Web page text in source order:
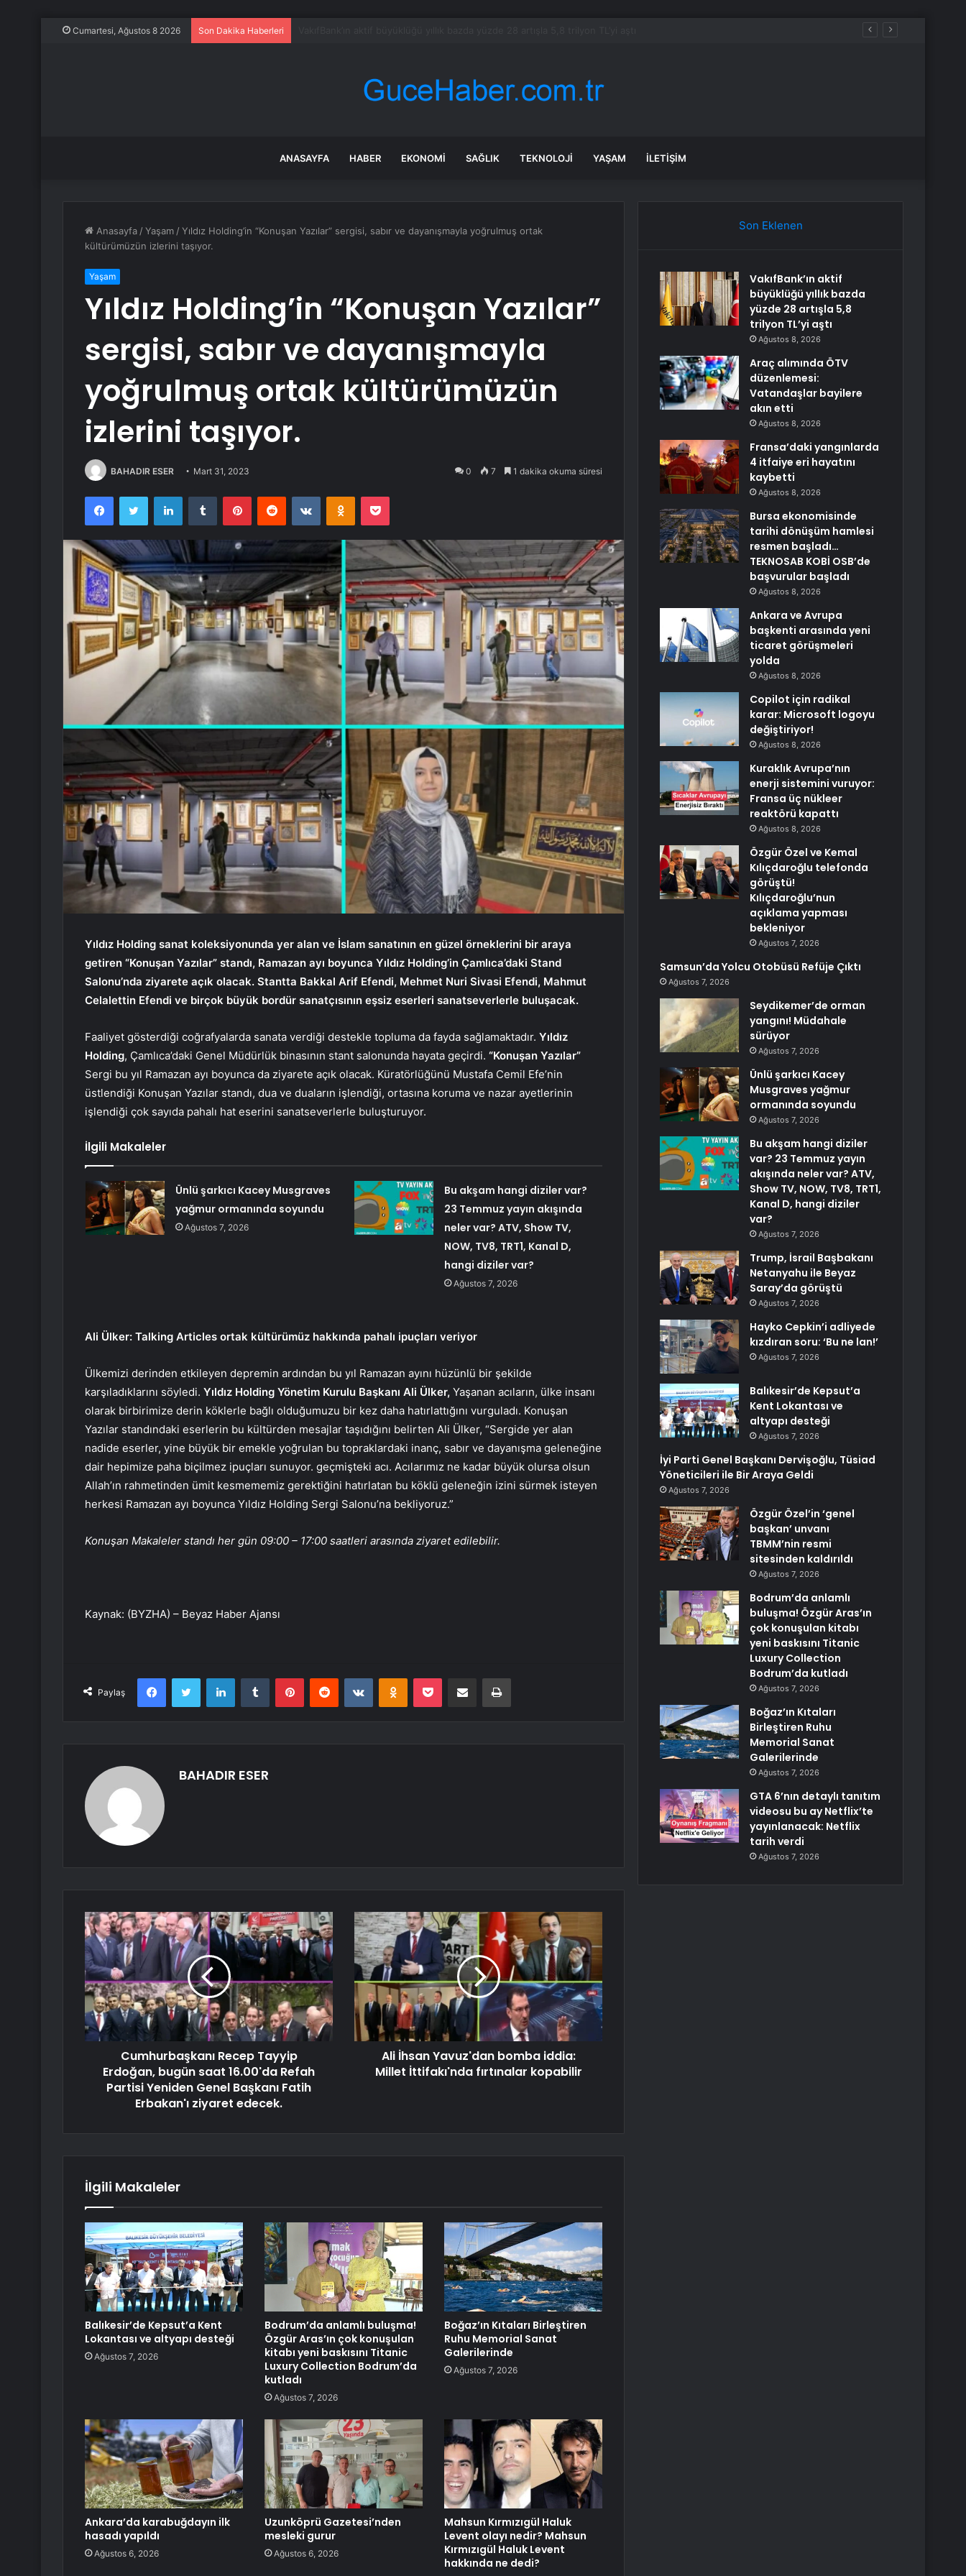
Cumartesi, Ağustos 8 2026 Son Dakika Haberleri
ANASAYFA HABER EKONOMI SAĞLIK TEKNOLOJI YAŞAM İLETIŞIM
Anasayfa /Yaşam /Yıldız Holding’in “Konuşan Yazılar” sergisi, sabır ve dayanışmayla yoğrulmuş ortak
kültürümüzün izlerini taşıyor.
Yaşam
Yıldız Holding’in “Konuşan Yazılar”
sergisi, sabır ve dayanışmayla
yoğrulmuş ortak kültürümüzün
izlerini taşıyor.
BAHADIR ESER Mart 31, 2023 0 7 1 dakika okuma süresi
FacebookTwitter LinkedInTumblr PinterestReddit VKontakteOdnoklassniki
Pocket
Yıldız Holding sanat koleksiyonunda yer alan ve İslam sanatının en güzel örneklerini bir araya
getiren “Konuşan Yazılar” standı, Ramazan ayı boyunca Yıldız Holding’in Çamlıca’daki Stand
Salonu’nda ziyarete açık olacak. Stantta Bakkal Arif Efendi, Mehmet Nuri Sivasi Efendi, Mahmut
Celalettin Efendi ve birçok büyük bordür sanatçısının eşsiz eserleri sanatseverlerle buluşacak.
Faaliyet gösterdiği coğrafyalarda sanata verdiği destekle topluma da fayda sağlamaktadır. Yıldız
Holding, Çamlıca’daki Genel Müdürlük binasının stant salonunda hayata geçirdi. “Konuşan Yazılar”
Sergi bu yıl Ramazan ayı boyunca da ziyarete açık olacak. Küratörlüğünü Mustafa Cemil Efe’nin
üstlendiği Konuşan Yazılar standı, dua ve duaların işlendiği, ortasına koruma ve nazar ayetlerinin
işlendiği çok sayıda pahalı hat eserini sanatseverlerle buluşturuyor.
İlgili Makaleler
Ünlü şarkıcı Kacey Musgraves
yağmur ormanında soyundu
Ağustos 7, 2026
Bu akşam hangi diziler var?
23 Temmuz yayın akışında
neler var? ATV, Show TV,
NOW, TV8, TRT1, Kanal D,
hangi diziler var?
Ağustos 7, 2026
Ali Ülker: Talking Articles ortak kültürümüz hakkında pahalı ipuçları veriyor
Ülkemizi derinden etkileyen depremin ardından bu yıl Ramazan ayını hüzünlü bir şekilde
karşıladıklarını söyledi. Yıldız Holding Yönetim Kurulu Başkanı Ali Ülker, Yaşanan acıların, ülke insanı
olarak birbirimize derin köklerle bağlı olduğumuzu bir kez daha hatırlattığını vurguladı. Konuşan
Yazılar standındaki eserlerin bu kültürden mesajlar taşıdığını belirten Ali Ülker, “Sergide yer alan
nadide eserler, yine büyük bir emekle yoğrulan bu topraklardaki inanç, sabır ve dayanışma geleneğine
dair hepimize paha biçilmez ipuçları sunuyor. geçmişteki acı. Acılarımız ne kadar büyük olursa olsun
Allah’ın rahmetinden ümit kesmememiz gerektiğini hatırlatan bu köklü geleneğin izini sürmek isteyen
herkesi Ramazan ayı boyunca Yıldız Holding Sergi Salonu’na bekliyoruz.”
Konuşan Makaleler standı her gün 09:00 – 17:00 saatleri arasında ziyaret edilebilir.
Kaynak: (BYZHA) – Beyaz Haber Ajansı
Paylaş
FacebookTwitter LinkedInTumblr PinterestReddit VKontakteOdnoklassniki
Pocket E-Posta ile paylaş Yazdır
BAHADIR ESER
Cumhurbaşkanı Recep Tayyip
Erdoğan, bugün saat 16.00'da Refah
Partisi Yeniden Genel Başkanı Fatih
Erbakan'ı ziyaret edecek.
Ali İhsan Yavuz'dan bomba iddia:
Millet İttifakı'nda fırtınalar kopabilir
İlgili Makaleler
Balıkesir’de Kepsut’a Kent
Lokantası ve altyapı desteği
Ağustos 7, 2026
Bodrum’da anlamlı buluşma!
Özgür Aras’ın çok konuşulan
kitabı yeni baskısını Titanic
Luxury Collection Bodrum’da
kutladı
Ağustos 7, 2026
Boğaz’ın Kıtaları Birleştiren
Ruhu Memorial Sanat
Galerilerinde
Ağustos 7, 2026
Ankara’da karabuğdayın ilk
hasadı yapıldı
Ağustos 6, 2026
Uzunköprü Gazetesi’nden
mesleki gurur
Ağustos 6, 2026
Mahsun Kırmızıgül Haluk
Levent olayı nedir? Mahsun
Kırmızıgül Haluk Levent
hakkında ne dedi?
Son Eklenen
VakıfBank’ın aktif
büyüklüğü yıllık bazda
yüzde 28 artışla 5,8
trilyon TL’yi aştı
Ağustos 8, 2026
Araç alımında ÖTV
düzenlemesi:
Vatandaşlar bayilere
akın etti
Ağustos 8, 2026
Fransa’daki yangınlarda
4 itfaiye eri hayatını
kaybetti
Ağustos 8, 2026
Bursa ekonomisinde
tarihi dönüşüm hamlesi
resmen başladı…
TEKNOSAB KOBİ OSB’de
başvurular başladı
Ağustos 8, 2026
Ankara ve Avrupa
başkenti arasında yeni
ticaret görüşmeleri
yolda
Ağustos 8, 2026
Copilot için radikal
karar: Microsoft logoyu
değiştiriyor!
Ağustos 8, 2026
Kuraklık Avrupa’nın
enerji sistemini vuruyor:
Fransa üç nükleer
reaktörü kapattı
Ağustos 8, 2026
Özgür Özel ve Kemal
Kılıçdaroğlu telefonda
görüştü!
Kılıçdaroğlu’nun
açıklama yapması
bekleniyor
Ağustos 7, 2026
Samsun’da Yolcu Otobüsü Refüje Çıktı
Ağustos 7, 2026
Seydikemer’de orman
yangını! Müdahale
sürüyor
Ağustos 7, 2026
Ünlü şarkıcı Kacey
Musgraves yağmur
ormanında soyundu
Ağustos 7, 2026
Bu akşam hangi diziler
var? 23 Temmuz yayın
akışında neler var? ATV,
Show TV, NOW, TV8, TRT1,
Kanal D, hangi diziler
var?
Ağustos 7, 2026
Trump, İsrail Başbakanı
Netanyahu ile Beyaz
Saray’da görüştü
Ağustos 7, 2026
Hayko Cepkin’i adliyede
kızdıran soru: ‘Bu ne lan!’
Ağustos 7, 2026
Balıkesir’de Kepsut’a
Kent Lokantası ve
altyapı desteği
Ağustos 7, 2026
İyi Parti Genel Başkanı Dervişoğlu, Tüsiad
Yöneticileri ile Bir Araya Geldi
Ağustos 7, 2026
Özgür Özel’in ‘genel
başkan’ unvanı
TBMM’nin resmi
sitesinden kaldırıldı
Ağustos 7, 2026
Bodrum’da anlamlı
buluşma! Özgür Aras’ın
çok konuşulan kitabı
yeni baskısını Titanic
Luxury Collection
Bodrum’da kutladı
Ağustos 7, 2026
Boğaz’ın Kıtaları
Birleştiren Ruhu
Memorial Sanat
Galerilerinde
Ağustos 7, 2026
GTA 6’nın detaylı tanıtım
videosu bu ay Netflix’te
yayınlanacak: Netflix
tarih verdi
Ağustos 7, 2026